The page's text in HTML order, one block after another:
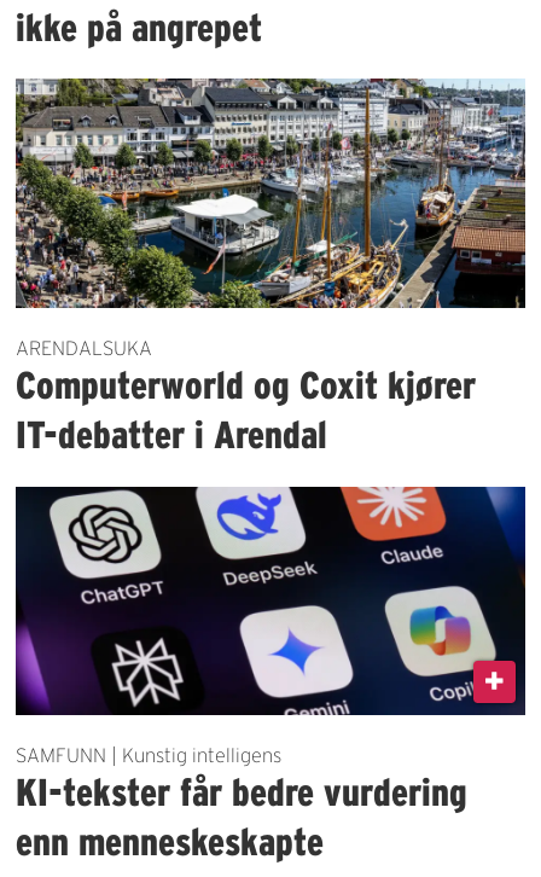
ikke på angrepet
ARENDALSUKA
Computerworld og Coxit kjører
IT-debatter i Arendal
SAMFUNN | Kunstig intelligens
KI-tekster får bedre vurdering
enn menneskeskapte